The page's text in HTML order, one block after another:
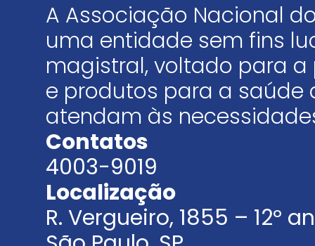
A Associação Nacional
uma entidade sem fins
magistral, voltado para
e produtos para a saúde
atendam às
Contatos
4003-9019
Localização
R. Vergueiro, 1855 – 12º